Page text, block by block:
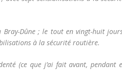
Bray-Dûne ; le tout en vingt-huit
à la sécurité routière.
(ce que j’ai fait avant, pendant